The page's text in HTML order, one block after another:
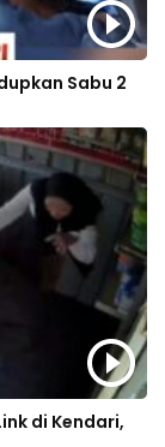
Sabu 2
di Kendari,